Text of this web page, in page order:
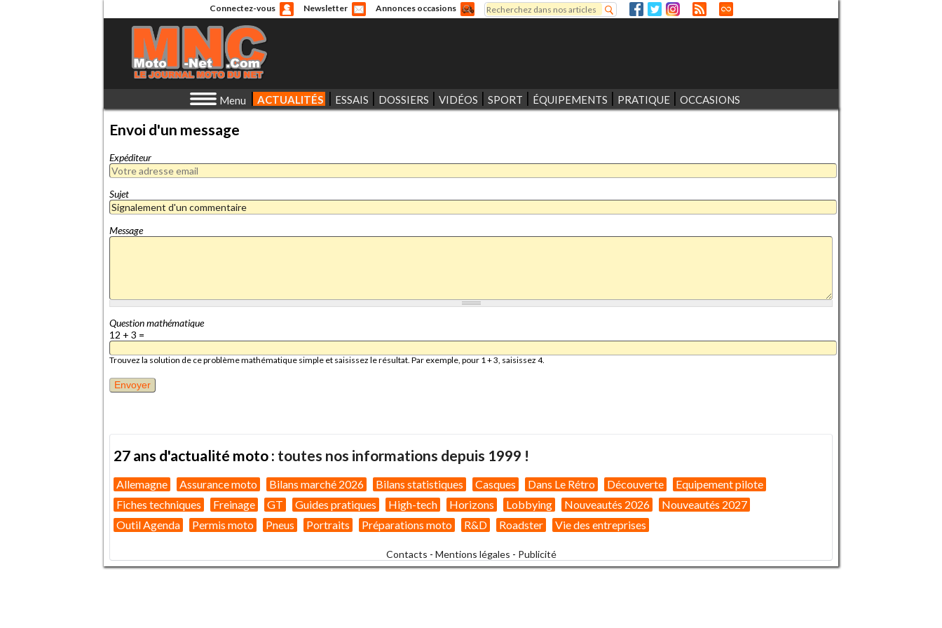
Connectez-vous Newsletter Annonces occasions
Formulaire de recherche
Rechercher
Menu ACTUALITÉS ESSAIS DOSSIERS VIDÉOS SPORT ÉQUIPEMENTS PRATIQUE OCCASIONS
Envoi d'un message
Expéditeur
Sujet
Message
Question mathématique
12 + 3 =
Trouvez la solution de ce problème mathématique simple et saisissez le résultat. Par exemple, pour 1 + 3, saisissez 4.
27 ans d'actualité moto : toutes nos informations depuis 1999 !
Allemagne Assurance moto Bilans marché 2026 Bilans statistiques Casques Dans Le Rétro Découverte
Equipement pilote
Fiches techniques
Freinage GT Guides pratiques High-tech Horizons Lobbying Nouveautés 2026
Nouveautés 2027
Outil Agenda
Permis moto Pneus Portraits Préparations moto R&D Roadster Vie des entreprises
Contacts - Mentions légales - Publicité